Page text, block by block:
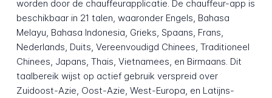
worden door de chauffeurapplicatie. De chauffeur-app is
beschikbaar in 21 talen, waaronder Engels, Bahasa
Melayu, Bahasa Indonesia, Grieks, Spaans, Frans,
Nederlands, Duits, Vereenvoudigd Chinees, Traditioneel
Chinees, Japans, Thais, Vietnamees, en Birmaans. Dit
taalbereik wijst op actief gebruik verspreid over
Zuidoost-Azie, Oost-Azie, West-Europa, en Latijns-